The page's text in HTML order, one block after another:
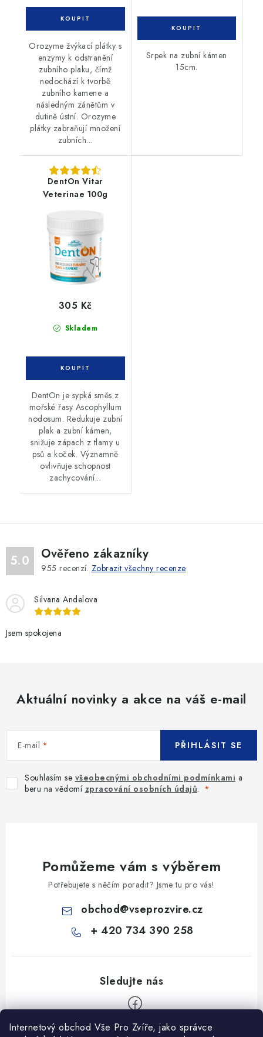
Internetový obchod Vše Pro Zvíře, jako správce
Orozyme žvýkací plátky s
enzymy k odstranění
zubního plaku, čímž
nedochází k tvorbě
zubního kamene a
následným zánětům v
dutině ústní. Orozyme
plátky zabraňují množení
zubních...
Srpek na zubní kámen
15cm.
DentOn Vitar
Veterinae 100g
Skladem
305 Kč
DentOn je sypká směs z
mořské řasy Ascophyllum
nodosum. Redukuje zubní
plak a zubní kámen,
snižuje zápach z tlamy u
psů a koček. Významně
ovlivňuje schopnost
zachycování...
5.0 Ověřeno zákazníky
955 recenzí. Zobrazit všechny recenze
Silvana Andelova
Jsem spokojena
Aktuální novinky a akce na váš e-mail
E-mail
Souhlasím se všeobecnými obchodními podmínkami a
beru na vědomí zpracování osobních údajů.
PŘIHLÁSIT SE
Pomůžeme vám s výběrem
Potřebujete s něčím poradit? Jsme tu pro vás!
obchod@vseprozvire.cz
+ 420 734 390 258